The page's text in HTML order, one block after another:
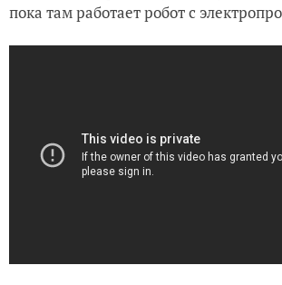
пока там работает робот с